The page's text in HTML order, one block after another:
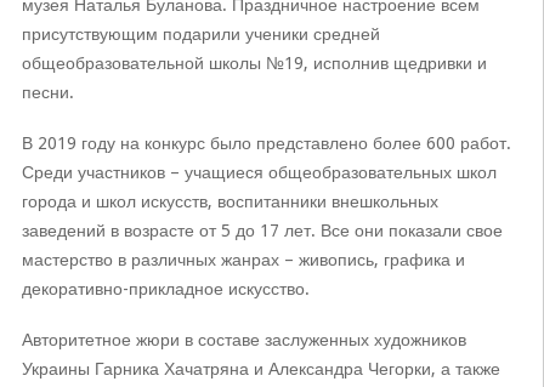
музея Наталья Буланова. Праздничное настроение всем
присутствующим подарили ученики средней
общеобразовательной школы №19, исполнив щедривки и
песни.
В 2019 году на конкурс было представлено более 600 работ.
Среди участников – учащиеся общеобразовательных школ
города и школ искусств, воспитанники внешкольных
заведений в возрасте от 5 до 17 лет. Все они показали свое
мастерство в различных жанрах – живопись, графика и
декоративно-прикладное искусство.
Авторитетное жюри в составе заслуженных художников
Украины Гарника Хачатряна и Александра Чегорки, а также